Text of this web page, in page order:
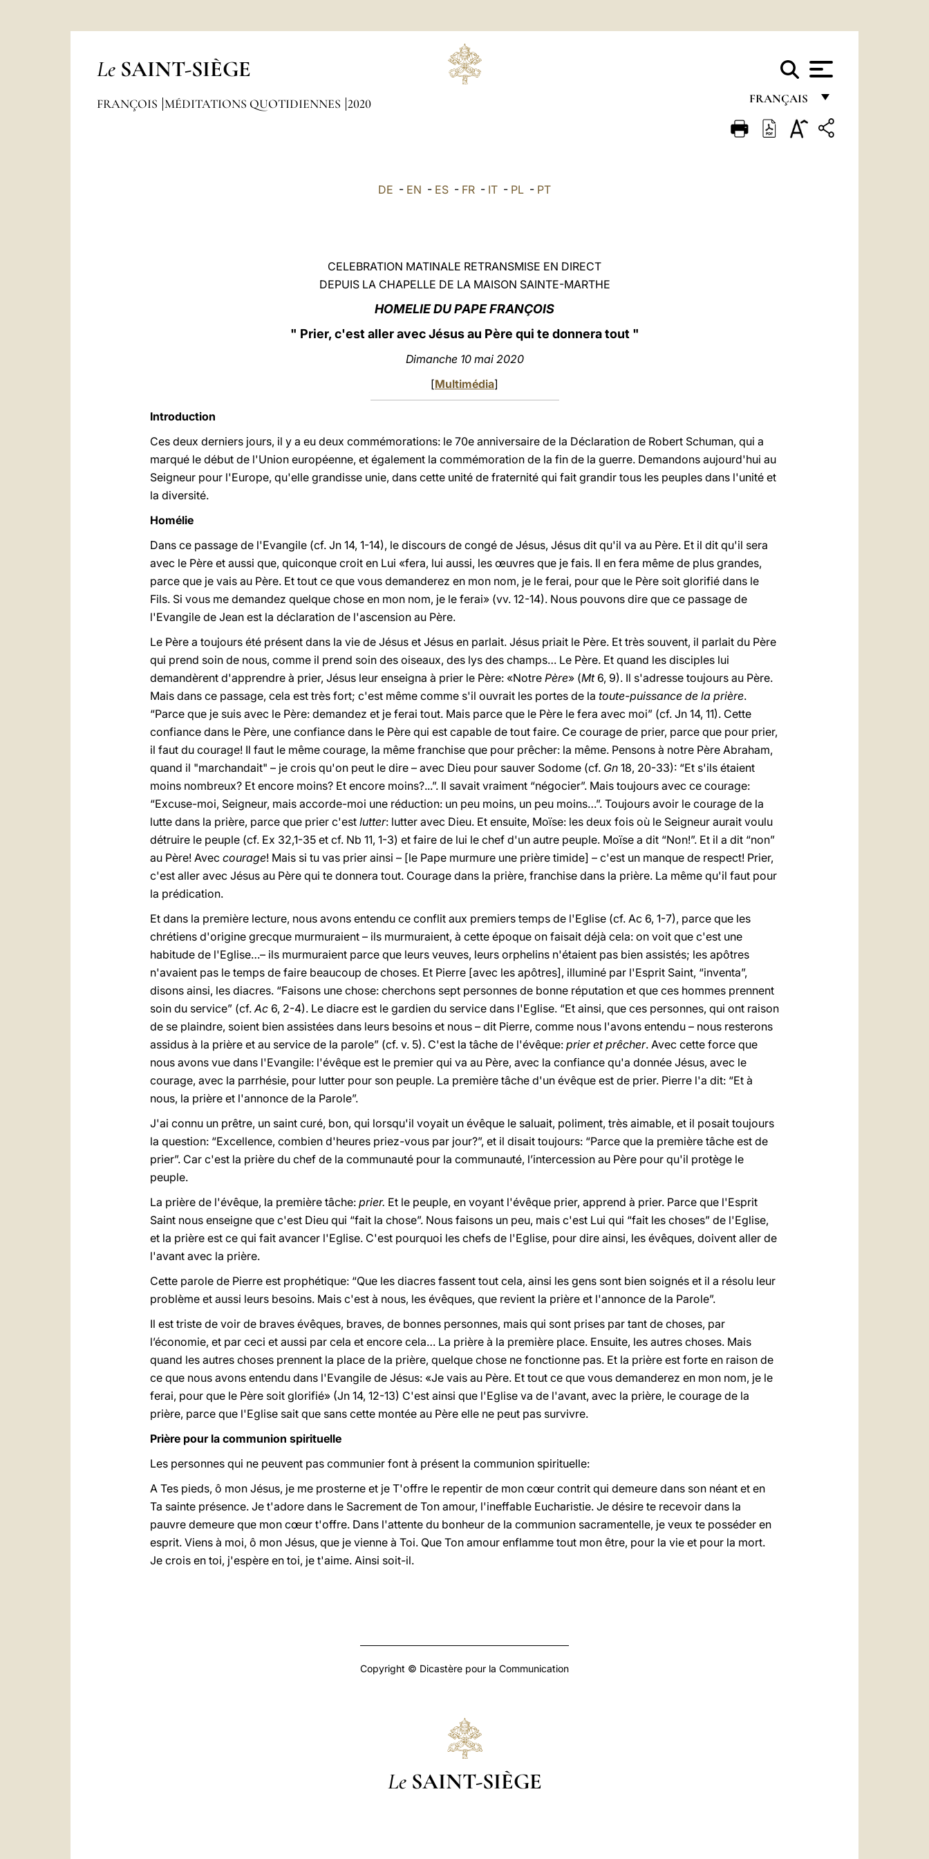
Le SAINT-SIÈGE
FRANÇAIS
FRANÇAIS
FRANÇOIS MÉDITATIONS QUOTIDIENNES 2020
DE - EN - ES - FR - IT - PL - PT
CELEBRATION MATINALE RETRANSMISE EN DIRECT
DEPUIS LA CHAPELLE DE LA MAISON SAINTE-MARTHE
HOMELIE DU PAPE FRANÇOIS
" Prier, c'est aller avec Jésus au Père qui te donnera tout "
Dimanche 10 mai 2020
[Multimédia]
Introduction
Ces deux derniers jours, il y a eu deux commémorations: le 70e anniversaire de la Déclaration de Robert Schuman, qui a
marqué le début de l'Union européenne, et également la commémoration de la fin de la guerre. Demandons aujourd'hui au
Seigneur pour l'Europe, qu'elle grandisse unie, dans cette unité de fraternité qui fait grandir tous les peuples dans l'unité et
la diversité.
Homélie
Dans ce passage de l'Evangile (cf. Jn 14, 1-14), le discours de congé de Jésus, Jésus dit qu'il va au Père. Et il dit qu'il sera
avec le Père et aussi que, quiconque croit en Lui «fera, lui aussi, les œuvres que je fais. Il en fera même de plus grandes,
parce que je vais au Père. Et tout ce que vous demanderez en mon nom, je le ferai, pour que le Père soit glorifié dans le
Fils. Si vous me demandez quelque chose en mon nom, je le ferai» (vv. 12-14). Nous pouvons dire que ce passage de
l'Evangile de Jean est la déclaration de l'ascension au Père.
Le Père a toujours été présent dans la vie de Jésus et Jésus en parlait. Jésus priait le Père. Et très souvent, il parlait du Père
qui prend soin de nous, comme il prend soin des oiseaux, des lys des champs… Le Père. Et quand les disciples lui
demandèrent d'apprendre à prier, Jésus leur enseigna à prier le Père: «Notre Père» (Mt 6, 9). Il s'adresse toujours au Père.
Mais dans ce passage, cela est très fort; c'est même comme s'il ouvrait les portes de la toute-puissance de la prière.
“Parce que je suis avec le Père: demandez et je ferai tout. Mais parce que le Père le fera avec moi” (cf. Jn 14, 11). Cette
confiance dans le Père, une confiance dans le Père qui est capable de tout faire. Ce courage de prier, parce que pour prier,
il faut du courage! Il faut le même courage, la même franchise que pour prêcher: la même. Pensons à notre Père Abraham,
quand il "marchandait" – je crois qu'on peut le dire – avec Dieu pour sauver Sodome (cf. Gn 18, 20-33): “Et s'ils étaient
moins nombreux? Et encore moins? Et encore moins?...”. Il savait vraiment “négocier”. Mais toujours avec ce courage:
“Excuse-moi, Seigneur, mais accorde-moi une réduction: un peu moins, un peu moins…”. Toujours avoir le courage de la
lutte dans la prière, parce que prier c'est lutter: lutter avec Dieu. Et ensuite, Moïse: les deux fois où le Seigneur aurait voulu
détruire le peuple (cf. Ex 32,1-35 et cf. Nb 11, 1-3) et faire de lui le chef d'un autre peuple. Moïse a dit “Non!”. Et il a dit “non”
au Père! Avec courage! Mais si tu vas prier ainsi – [le Pape murmure une prière timide] – c'est un manque de respect! Prier,
c'est aller avec Jésus au Père qui te donnera tout. Courage dans la prière, franchise dans la prière. La même qu'il faut pour
la prédication.
Et dans la première lecture, nous avons entendu ce conflit aux premiers temps de l'Eglise (cf. Ac 6, 1-7), parce que les
chrétiens d'origine grecque murmuraient – ils murmuraient, à cette époque on faisait déjà cela: on voit que c'est une
habitude de l'Eglise…– ils murmuraient parce que leurs veuves, leurs orphelins n'étaient pas bien assistés; les apôtres
n'avaient pas le temps de faire beaucoup de choses. Et Pierre [avec les apôtres], illuminé par l'Esprit Saint, “inventa”,
disons ainsi, les diacres. “Faisons une chose: cherchons sept personnes de bonne réputation et que ces hommes prennent
soin du service” (cf.Ac 6, 2-4). Le diacre est le gardien du service dans l'Eglise. “Et ainsi, que ces personnes, qui ont raison
de se plaindre, soient bien assistées dans leurs besoins et nous – dit Pierre, comme nous l'avons entendu – nous resterons
assidus à la prière et au service de la parole” (cf. v. 5). C'est la tâche de l'évêque: prier et prêcher. Avec cette force que
nous avons vue dans l'Evangile: l'évêque est le premier qui va au Père, avec la confiance qu'a donnée Jésus, avec le
courage, avec la parrhésie, pour lutter pour son peuple. La première tâche d'un évêque est de prier. Pierre l'a dit: “Et à
nous, la prière et l'annonce de la Parole”.
J'ai connu un prêtre, un saint curé, bon, qui lorsqu'il voyait un évêque le saluait, poliment, très aimable, et il posait toujours
la question: “Excellence, combien d'heures priez-vous par jour?”, et il disait toujours: “Parce que la première tâche est de
prier”. Car c'est la prière du chef de la communauté pour la communauté, l’intercession au Père pour qu'il protège le
peuple.
La prière de l'évêque, la première tâche: prier. Et le peuple, en voyant l'évêque prier, apprend à prier. Parce que l'Esprit
Saint nous enseigne que c'est Dieu qui “fait la chose”. Nous faisons un peu, mais c'est Lui qui “fait les choses” de l'Eglise,
et la prière est ce qui fait avancer l'Eglise. C'est pourquoi les chefs de l'Eglise, pour dire ainsi, les évêques, doivent aller de
l'avant avec la prière.
Cette parole de Pierre est prophétique: “Que les diacres fassent tout cela, ainsi les gens sont bien soignés et il a résolu leur
problème et aussi leurs besoins. Mais c'est à nous, les évêques, que revient la prière et l'annonce de la Parole”.
Il est triste de voir de braves évêques, braves, de bonnes personnes, mais qui sont prises par tant de choses, par
l’économie, et par ceci et aussi par cela et encore cela… La prière à la première place. Ensuite, les autres choses. Mais
quand les autres choses prennent la place de la prière, quelque chose ne fonctionne pas. Et la prière est forte en raison de
ce que nous avons entendu dans l'Evangile de Jésus: «Je vais au Père. Et tout ce que vous demanderez en mon nom, je le
ferai, pour que le Père soit glorifié» (Jn 14, 12-13) C'est ainsi que l'Eglise va de l'avant, avec la prière, le courage de la
prière, parce que l'Eglise sait que sans cette montée au Père elle ne peut pas survivre.
Prière pour la communion spirituelle
Les personnes qui ne peuvent pas communier font à présent la communion spirituelle:
A Tes pieds, ô mon Jésus, je me prosterne et je T'offre le repentir de mon cœur contrit qui demeure dans son néant et en
Ta sainte présence. Je t'adore dans le Sacrement de Ton amour, l'ineffable Eucharistie. Je désire te recevoir dans la
pauvre demeure que mon cœur t'offre. Dans l'attente du bonheur de la communion sacramentelle, je veux te posséder en
esprit. Viens à moi, ô mon Jésus, que je vienne à Toi. Que Ton amour enflamme tout mon être, pour la vie et pour la mort.
Je crois en toi, j'espère en toi, je t'aime. Ainsi soit-il.
Copyright © Dicastère pour la Communication
Le SAINT-SIÈGE